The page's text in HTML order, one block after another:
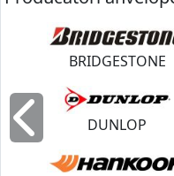
BRIDGESTONE
DUNLOP
Inapoi